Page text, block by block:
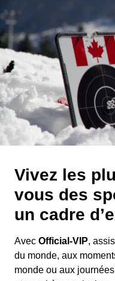
Vivez les
vous des
un cadre
Avec Official-VIP,
du monde, aux
monde ou aux